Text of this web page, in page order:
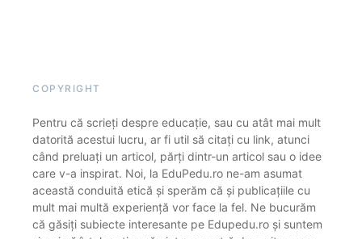
COPYRIGHT
Pentru că scrieți despre educație, sau cu atât mai mult
datorită acestui lucru, ar fi util să citați cu link, atunci
când preluați un articol, părți dintr-un articol sau o idee
care v-a inspirat. Noi, la EduPedu.ro ne-am asumat
această conduită etică și sperăm că și publicațiile cu
mult mai multă experiență vor face la fel. Ne bucurăm
că găsiți subiecte interesante pe Edupedu.ro și suntem